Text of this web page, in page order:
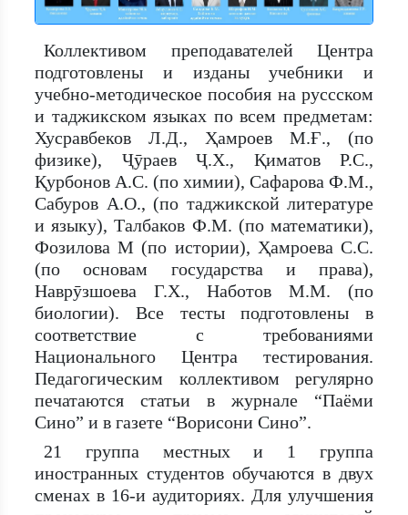
Коллективом преподавателей Центра
подготовлены и изданы учебники и
учебно-методическое пособия на руссском
и таджикском языках по всем предметам:
Хусравбеков Л.Д., Ҳамроев М.Ғ., (по
физике), Ҷӯраев Ҷ.Х., Қиматов Р.С.,
Қурбонов А.С. (по химии), Сафарова Ф.М.,
Сабуров А.О., (по таджикской литературе
и языку), Талбаков Ф.М. (по математики),
Фозилова М (по истории), Ҳамроева С.С.
(по основам государства и права),
Наврӯзшоева Г.Х., Наботов М.М. (по
биологии). Все тесты подготовлены в
соответствие с требованиями
Национального Центра тестирования.
Педагогическим коллективом регулярно
печатаются статьи в журнале “Паёми
Сино” и в газете “Ворисони Сино”.
21 группа местных и 1 группа
иностранных студентов обучаются в двух
сменах в 16-и аудиториях. Для улучшения